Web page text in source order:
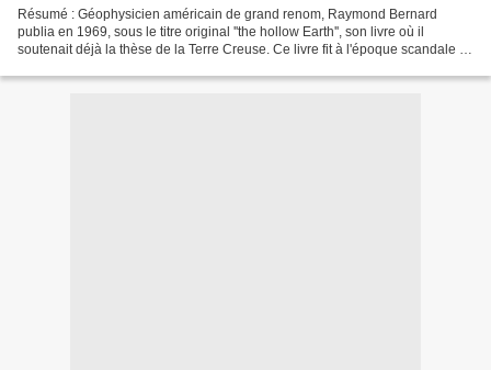
Résumé : Géophysicien américain de grand renom, Raymond Bernard
publia en 1969, sous le titre original ''the hollow Earth'', son livre où il
soutenait déjà la thèse de la Terre Creuse. Ce livre fit à l'époque scandale et